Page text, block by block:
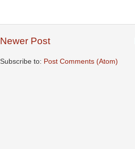
Newer Post
Subscribe to: Post Comments (Atom)